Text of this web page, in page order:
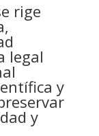
rige
legal
y
y